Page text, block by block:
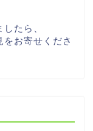
たら、
お寄せくださ